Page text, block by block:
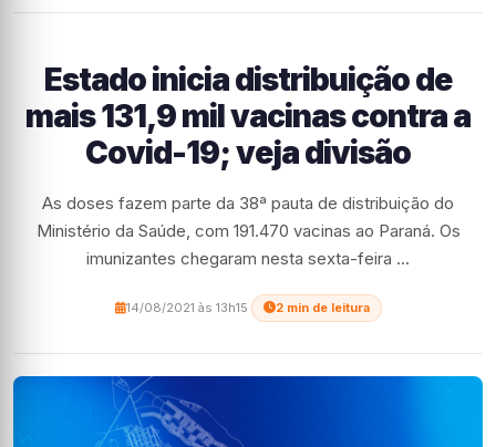
Estado inicia distribuição de
mais 131,9 mil vacinas contra a
Covid-19; veja divisão
As doses fazem parte da 38ª pauta de distribuição do
Ministério da Saúde, com 191.470 vacinas ao Paraná. Os
imunizantes chegaram nesta sexta-feira ...
14/08/2021 às 13h15 2 min de leitura